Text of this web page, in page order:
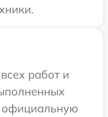
работ и
официальную